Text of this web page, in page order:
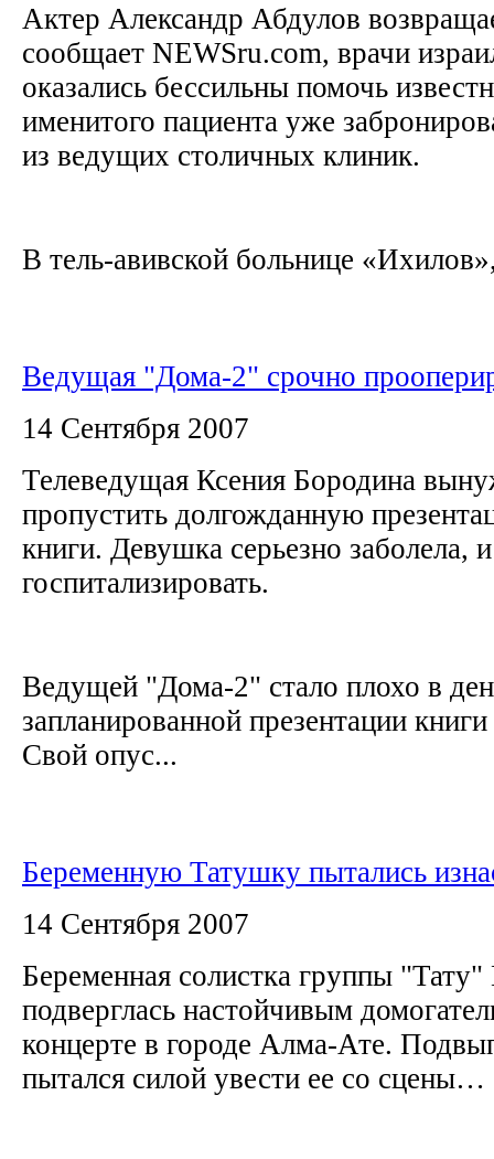
Актер Александр Абдулов
сообщает NEWSru.com, врачи
оказались бессильны помочь
именитого пациента уже
из ведущих столичных клиник.
В тель-авивской больнице
Ведущая "Дома-2" срочно
14 Сентября 2007
Телеведущая Ксения Бородина
пропустить долгожданную
книги. Девушка серьезно заболела,
госпитализировать.
Ведущей "Дома-2" стало плохо в
запланированной презентации
Свой опус...
Беременную Татушку пытались
14 Сентября 2007
Беременная солистка группы
подверглась настойчивым
концерте в городе Алма-Ате.
пытался силой увести ее со сцены…